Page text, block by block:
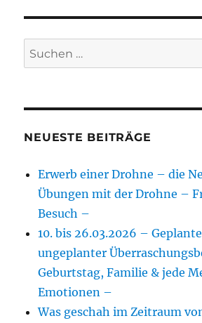
Suchen
nach:
NEUESTE BEITRÄGE
Erwerb einer Drohne – die
Übungen mit der Drohne –
Besuch –
10. bis 26.03.2026 –
ungeplanter
Geburtstag, Familie & jede
Emotionen –
Was geschah im Zeitraum